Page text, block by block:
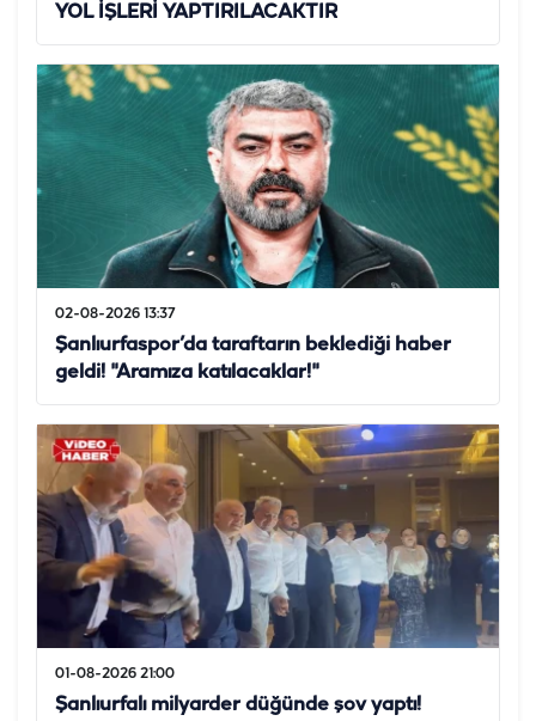
YOL İŞLERİ YAPTIRILACAKTIR
02-08-2026 13:37
Şanlıurfaspor’da taraftarın beklediği haber
geldi! "Aramıza katılacaklar!"
01-08-2026 21:00
Şanlıurfalı milyarder düğünde şov yaptı!